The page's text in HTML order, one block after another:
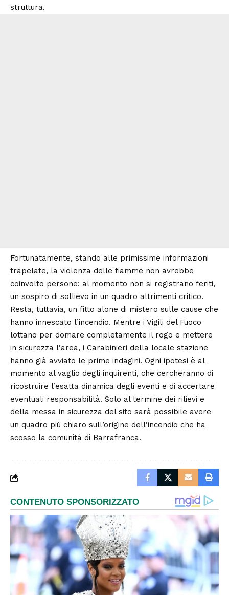
struttura.
Fortunatamente, stando alle primissime informazioni
trapelate, la violenza delle fiamme non avrebbe
coinvolto persone: al momento non si registrano feriti,
un sospiro di sollievo in un quadro altrimenti critico.
Resta, tuttavia, un fitto alone di mistero sulle cause che
hanno innescato l’incendio. Mentre i Vigili del Fuoco
lottano per domare completamente il rogo e mettere
in sicurezza l’area, i Carabinieri della locale stazione
hanno già avviato le prime indagini. Ogni ipotesi è al
momento al vaglio degli inquirenti, che cercheranno di
ricostruire l’esatta dinamica degli eventi e di accertare
eventuali responsabilità. Solo al termine dei rilievi e
della messa in sicurezza del sito sarà possibile avere
un quadro più chiaro sull’origine dell’incendio che ha
scosso la comunità di Barrafranca.